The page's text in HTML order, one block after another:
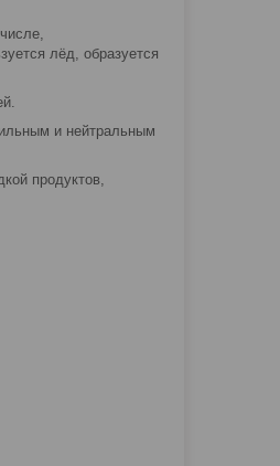
лёд, образуется
и нейтральным
продуктов,